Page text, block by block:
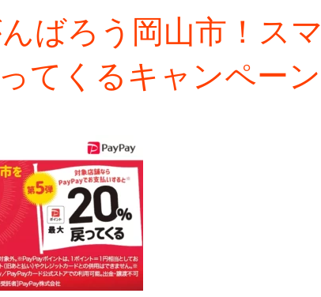
ばろう岡山市！スマ
てくるキャンペーン